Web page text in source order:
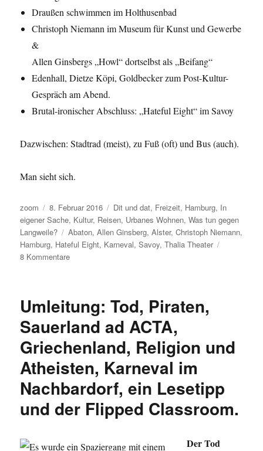
Draußen schwimmen im Holthusenbad
Christoph Niemann im Museum für Kunst und Gewerbe
&
Allen Ginsbergs „Howl“ dortselbst als „Beifang“
Edenhall, Dietze Köpi, Goldbecker zum Post-Kultur-
Gespräch am Abend.
Brutal-ironischer Abschluss: „Hateful Eight“ im Savoy
Dazwischen: Stadtrad (meist), zu Fuß (oft) und Bus (auch).
Man sieht sich.
Autor
zoom
Veröffentlicht
am
8. Februar 2016 Kategorien
Dit und dat, Freizeit, Hamburg, In
eigener Sache, Kultur, Reisen, Urbanes Wohnen,Was tun gegen
Langweile?
Schlagwörter
Abaton,Allen Ginsberg,Alster,Christoph Niemann,
Hamburg, Hateful Eight, Karneval,Savoy,Thalia Theater
8 Kommentarezu
Hamburg:
so!
Umleitung: Tod, Piraten,
Sauerland ad ACTA,
Griechenland, Religion und
Atheisten, Karneval im
Nachbardorf, ein Lesetipp
und der Flipped Classroom.
Der Tod